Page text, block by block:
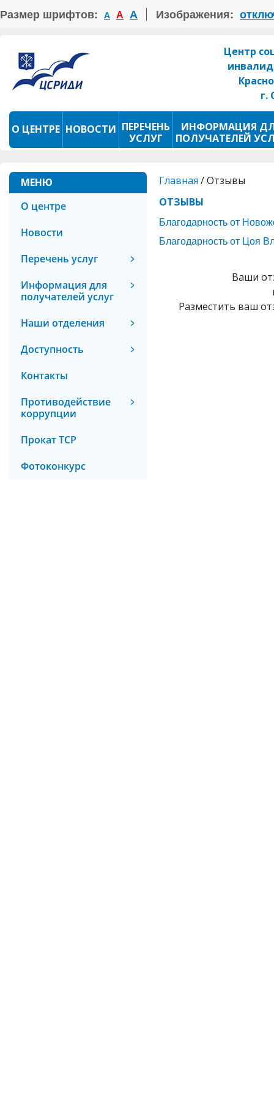
Размер шрифтов: А А А Изображения:
Центр
г.
О ЦЕНТРЕ НОВОСТИ ПЕРЕЧЕНЬ
УСЛУГ
ИНФОРМАЦИЯ
ПОЛУЧАТЕЛЕЙ
ПРОКАТ ТСР ФОТОКОНКУРС
МЕНЮ
О центре
Новости
Перечень услуг
Информация для
получателей услуг
Наши отделения
Доступность
Контакты
Противодействие
коррупции
Прокат ТСР
Фотоконкурс
Главная /Отзывы
ОТЗЫВЫ
Благодарность от
Благодарность от Цоя
Ваши
Разместить ваш